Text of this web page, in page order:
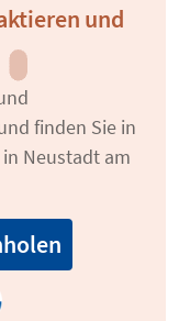
und
finden Sie in
Neustadt am